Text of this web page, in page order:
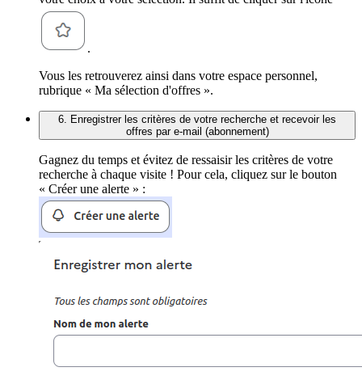
.
Vous les retrouverez ainsi dans votre espace personnel,
rubrique « Ma sélection d'offres ».
6. Enregistrer les critères de votre recherche et recevoir les
offres par e-mail (abonnement)
Gagnez du temps et évitez de ressaisir les critères de votre
recherche à chaque visite ! Pour cela, cliquez sur le bouton
« Créer une alerte » :